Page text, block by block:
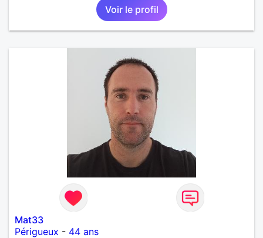
Voir le profil
Mat33
Périgueux - 44 ans